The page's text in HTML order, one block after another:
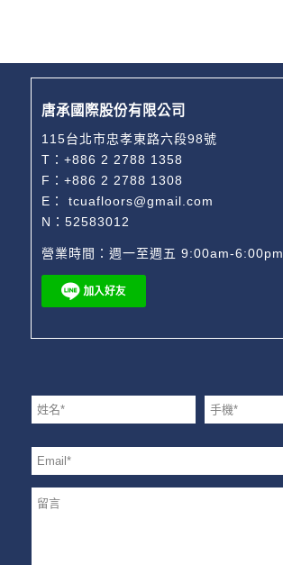
唐承國際股份有限公司
115台北市忠孝東路六段98號
T：+886 2 2788 1358
F：+886 2 2788 1308
E：
tcuafloors@gmail.com
N：52583012
營業時間：週一至週五 9:00am-6:00pm